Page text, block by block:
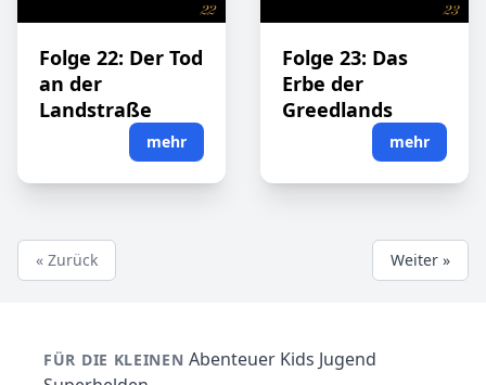
Folge 22: Der Tod
an der
Landstraße
mehr
Folge 23: Das
Erbe der
Greedlands
mehr
« Zurück Weiter »
FÜR DIE KLEINEN Abenteuer Kids Jugend